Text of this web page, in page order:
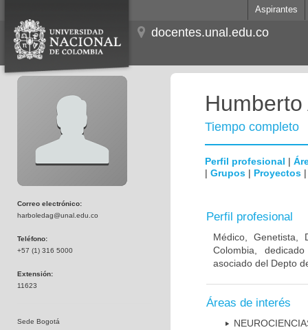
Aspirantes
docentes.unal.edu.co
Correo electrónico:
harboledag@unal.edu.co
Teléfono:
+57 (1) 316 5000
Extensión:
11623
Sede Bogotá
Tiempo completo
Perfil profesional |
| Grupos | Proyectos
Perfil profesional
Médico, Genetista,
Colombia,
asociado del Depto
Áreas de interés